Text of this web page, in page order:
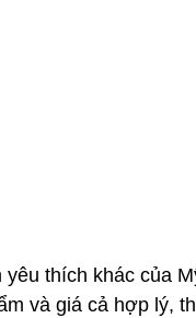
thích khác của
và giá cả hợp lý,